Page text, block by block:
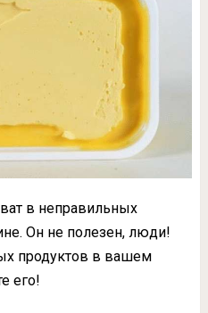
в неправильных
Он не полезен, люди!
продуктов в вашем
его!